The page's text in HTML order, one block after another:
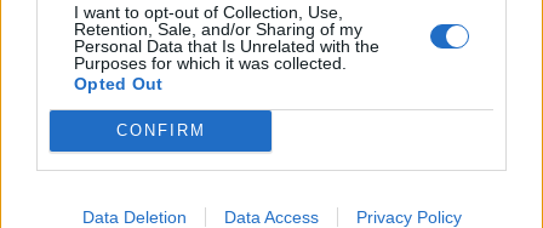
I want to opt-out of Collection, Use,
Retention, Sale, and/or Sharing of my
Personal Data that Is Unrelated with the
Purposes for which it was collected.
Opted Out
CONFIRM
Data Deletion Data Access Privacy Policy
Siga-nos no Instagram@noticiasdevilareal